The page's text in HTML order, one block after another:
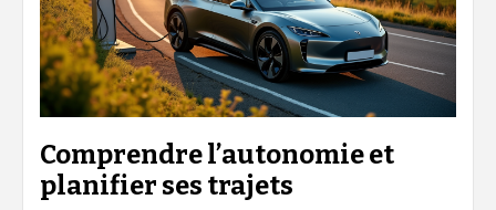
Comprendre l’autonomie et
planifier ses trajets